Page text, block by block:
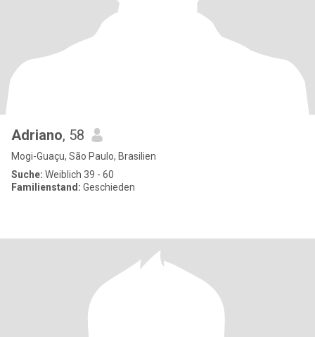
Adriano, 58
Mogi-Guaçu, São Paulo, Brasilien
Suche: Weiblich 39 - 60
Familienstand: Geschieden